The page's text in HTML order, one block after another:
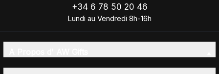
+34 6 78 50 20 46
Lundi au Vendredi 8h-16h